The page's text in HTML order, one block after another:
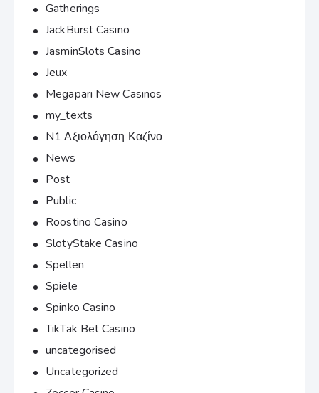
Gatherings
JackBurst Casino
JasminSlots Casino
Jeux
Megapari New Casinos
my_texts
N1 Αξιολόγηση Καζίνο
News
Post
Public
Roostino Casino
SlotyStake Casino
Spellen
Spiele
Spinko Casino
TikTak Bet Casino
uncategorised
Uncategorized